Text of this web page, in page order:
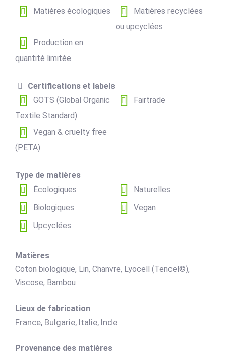
Matières écologiques
Matières recyclées
ou upcyclées
Production en
quantité limitée
Certifications et labels
GOTS (Global Organic
Textile Standard)
Fairtrade
Vegan & cruelty free
(PETA)
Type de matières
Écologiques
Naturelles
Biologiques
Vegan
Upcyclées
Matières
Coton biologique, Lin, Chanvre, Lyocell (Tencel©),
Viscose, Bambou
Lieux de fabrication
France, Bulgarie, Italie, Inde
Provenance des matières